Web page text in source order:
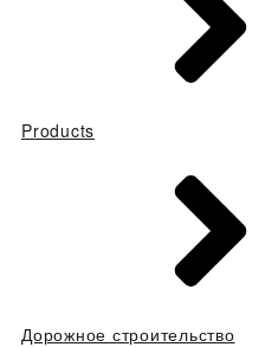
Products
Дорожное строительство